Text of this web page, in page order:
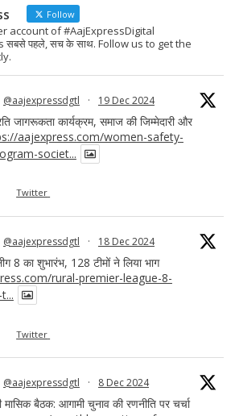
Follow
account of #AajExpressDigital
सबसे पहले, सच के साथ. Follow us to get the
@aajexpressdgtl · 19 Dec 2024
जागरूकता कार्यक्रम, समाज की जिम्मेदारी और
aajexpress.com/women-safety-
societ...
Twitter
@aajexpressdgtl · 18 Dec 2024
8 का शुभारंभ, 128 टीमों ने लिया भाग
rural-premier-league-8-
Twitter
@aajexpressdgtl · 8 Dec 2024
मासिक बैठक: आगामी चुनाव की रणनीति पर चर्चा